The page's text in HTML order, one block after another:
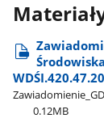
0.12MB